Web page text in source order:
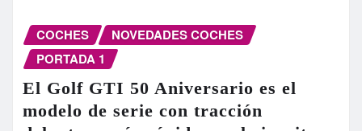
COCHES
NOVEDADES COCHES
PORTADA 1
El Golf GTI 50 Aniversario es el
modelo de serie con tracción